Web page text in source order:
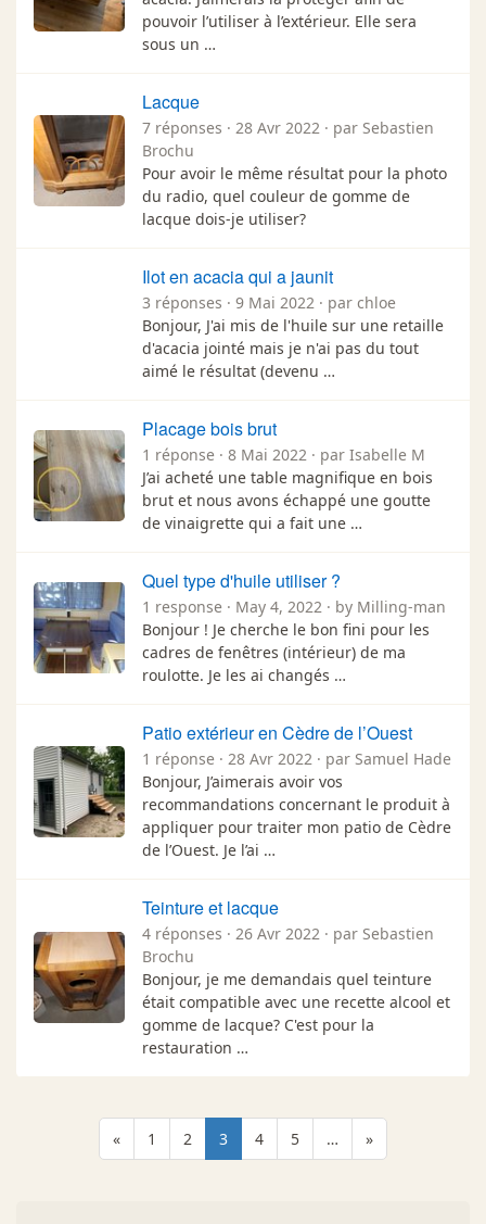
pouvoir l’utiliser à l’extérieur. Elle sera
sous un …
Lacque
7 réponses · 28 Avr 2022 · par Sebastien
Brochu
Pour avoir le même résultat pour la photo
du radio, quel couleur de gomme de
lacque dois-je utiliser?
Ilot en acacia qui a jaunit
3 réponses · 9 Mai 2022 · par chloe
Bonjour, J'ai mis de l'huile sur une retaille
d'acacia jointé mais je n'ai pas du tout
aimé le résultat (devenu …
Placage bois brut
1 réponse · 8 Mai 2022 · par Isabelle M
J’ai acheté une table magnifique en bois
brut et nous avons échappé une goutte
de vinaigrette qui a fait une …
Quel type d'huile utiliser ?
1 response · May 4, 2022 · by Milling-man
Bonjour ! Je cherche le bon fini pour les
cadres de fenêtres (intérieur) de ma
roulotte. Je les ai changés …
Patio extérieur en Cèdre de l’Ouest
1 réponse · 28 Avr 2022 · par Samuel Hade
Bonjour, J’aimerais avoir vos
recommandations concernant le produit à
appliquer pour traiter mon patio de Cèdre
de l’Ouest. Je l’ai …
Teinture et lacque
4 réponses · 26 Avr 2022 · par Sebastien
Brochu
Bonjour, je me demandais quel teinture
était compatible avec une recette alcool et
gomme de lacque? C'est pour la
restauration …
« 1 2 3 4 5 … »